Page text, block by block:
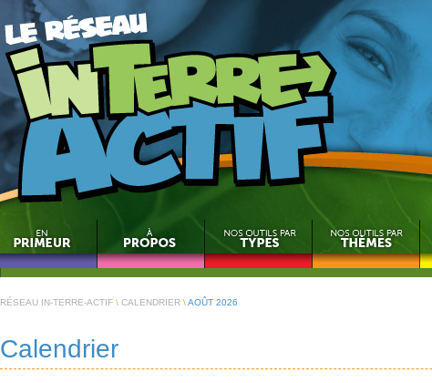
RÉSEAU IN-TERRE-ACTIF \ CALENDRIER \AOÛT 2026
Calendrier